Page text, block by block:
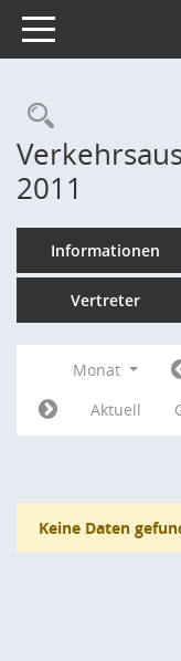
Toggle navigation
2011
Informationen
Vertreter
Monat
Aktuell
Keine Daten